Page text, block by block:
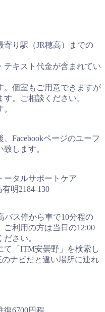
り駅（JR穂高）までの
キスト代金が含まれてい
。個室もご用意できますが
。ご相談ください。
Facebookページのユーフ
します。
ータルサポートケア
明2184-130
バス停から車で10分程の
利用の方は当日の12:00
さい。
「ITM安曇野」を検索し
ナビだと違い場所に連れ